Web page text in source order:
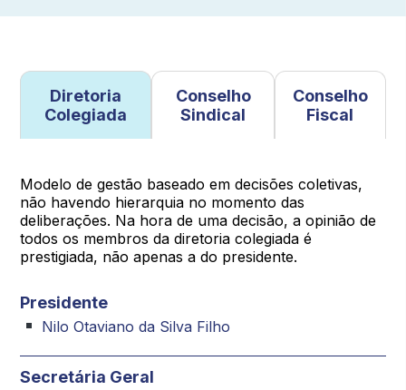
Diretoria
Colegiada
Conselho
Sindical
Conselho
Fiscal
Modelo de gestão baseado em decisões coletivas,
não havendo hierarquia no momento das
deliberações. Na hora de uma decisão, a opinião de
todos os membros da diretoria colegiada é
prestigiada, não apenas a do presidente.
Presidente
Nilo Otaviano da Silva Filho
Secretária Geral